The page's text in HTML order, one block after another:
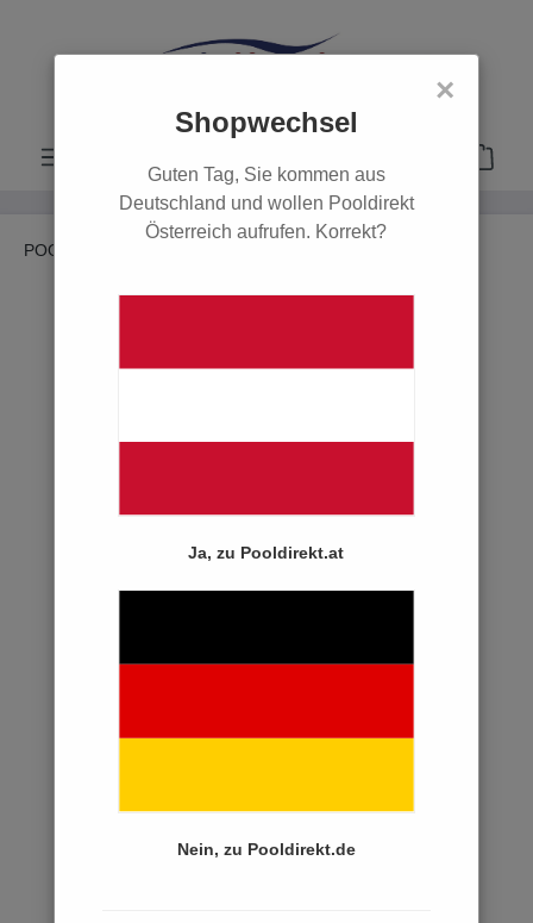
×
Shopwechsel
Guten Tag, Sie kommen aus
Deutschland und wollen Pooldirekt
Österreich aufrufen. Korrekt?
Ja, zu Pooldirekt.at
Nein, zu Pooldirekt.de
POOL
Poolsysteme
Poolpumpen
Speck